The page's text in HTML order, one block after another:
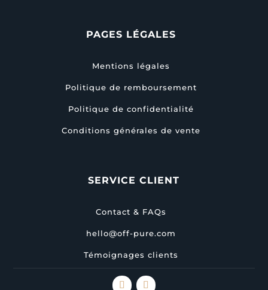
PAGES LÉGALES
Mentions légales
Politique de remboursement
Politique de confidentialité
Conditions générales de vente
SERVICE CLIENT
Contact & FAQs
hello@off-pure.com
Témoignages clients